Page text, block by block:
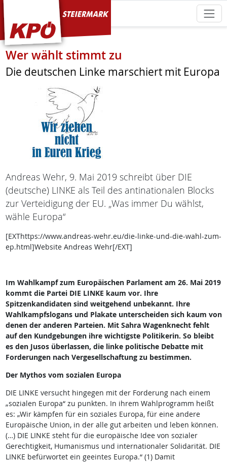
KPÖ Steiermark
Wer wählt stimmt zu
Die deutschen Linke marschiert mit Europa
Andreas Wehr, 9. Mai 2019 schreibt über DIE
(deutsche) LINKE als Teil des antinationalen Blocks
zur Verteidigung der EU. „Was immer Du wählst,
wähle Europa“
[EXThttps://www.andreas-wehr.eu/die-linke-und-die-wahl-zum-
ep.html]Website Andreas Wehr[/EXT]
Im Wahlkampf zum Europäischen Parlament am 26. Mai 2019
kommt die Partei DIE LINKE kaum vor. Ihre
Spitzenkandidaten sind weitgehend unbekannt. Ihre
Wahlkampfslogans und Plakate unterscheiden sich kaum von
denen der anderen Parteien. Mit Sahra Wagenknecht fehlt
auf den Kundgebungen ihre wichtigste Politikerin. So bleibt
es den Jusos überlassen, die linke politische Debatte mit
Forderungen nach Vergesellschaftung zu bestimmen.
Der Mythos vom sozialen Europa
DIE LINKE versucht hingegen mit der Forderung nach einem
„sozialen Europa“ zu punkten. In ihrem Wahlprogramm heißt
es: „Wir kämpfen für ein soziales Europa, für eine andere
Europäische Union, in der alle gut arbeiten und leben können.
(…) DIE LINKE steht für die europäische Idee von sozialer
Gerechtigkeit, Humanismus und internationaler Solidarität. DIE
LINKE befürwortet ein geeintes Europa.“ (1) Damit